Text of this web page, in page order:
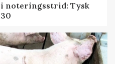
noteringsstrid: Tysk